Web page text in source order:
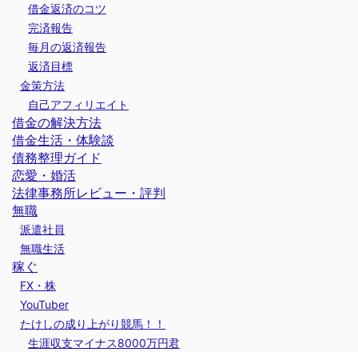
借金返済のコツ
完済報告
毎月の返済報告
返済目標
金策方法
自己アフィリエイト
借金の解決方法
借金生活・体験談
債務整理ガイド
恋愛・婚活
法律事務所レビュー・評判
無職
派遣社員
無職生活
稼ぐ
FX・株
YouTuber
たけしの成り上がり競馬！！
生涯収支マイナス8000万円君